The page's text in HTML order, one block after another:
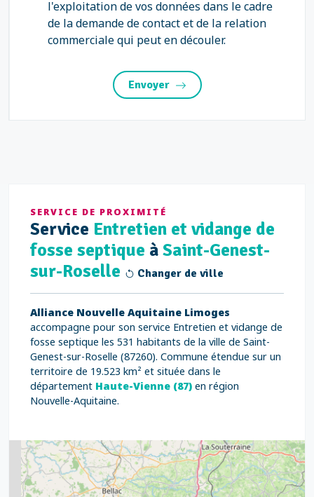
l'exploitation de vos données dans le cadre
de la demande de contact et de la relation
commerciale qui peut en découler.
Envoyer
SERVICE DE PROXIMITÉ
Service Entretien et vidange de
fosse septique àSaint-Genest-
sur-Roselle
Changer de ville
Alliance Nouvelle Aquitaine Limoges
accompagne pour son service Entretien et vidange de
fosse septique les 531 habitants de la ville de Saint-
Genest-sur-Roselle (87260). Commune étendue sur un
territoire de 19.523 km² et située dans le
département Haute-Vienne (87) en région
Nouvelle-Aquitaine.
2
5